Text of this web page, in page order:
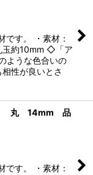
です。 ・素材：
玉約10mm ◇「ア
ような色合いの
性が良いとさ
丸 14mm 品
です。 ・素材：